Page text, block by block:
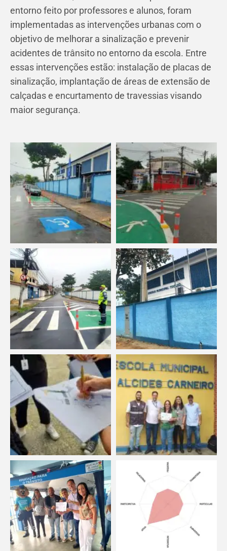
entorno feito por professores e alunos, foram
implementadas as intervenções urbanas com o
objetivo de melhorar a sinalização e prevenir
acidentes de trânsito no entorno da escola. Entre
essas intervenções estão: instalação de placas de
sinalização, implantação de áreas de extensão de
calçadas e encurtamento de travessias visando
maior segurança.